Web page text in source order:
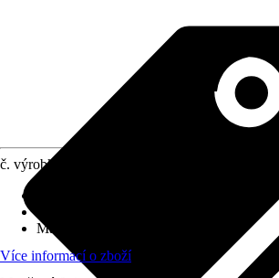
č. výrobku
Max. nosnost
Více informací o zboží